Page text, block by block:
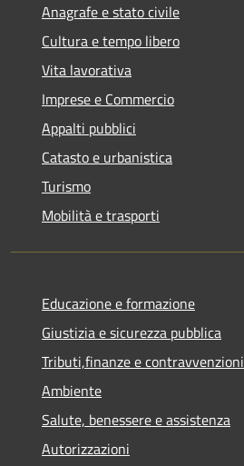
Anagrafe e stato civile
Cultura e tempo libero
Vita lavorativa
Imprese e Commercio
Appalti pubblici
Catasto e urbanistica
Turismo
Mobilità e trasporti
Educazione e formazione
Giustizia e sicurezza pubblica
Tributi,finanze e contravvenzioni
Ambiente
Salute, benessere e assistenza
Autorizzazioni